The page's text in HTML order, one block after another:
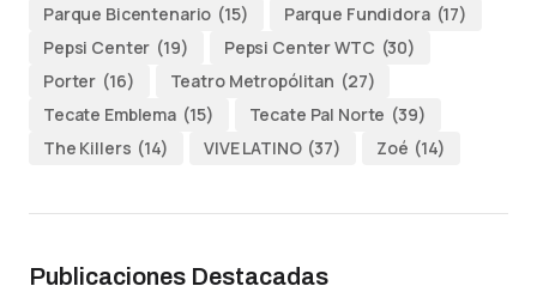
Parque Bicentenario (15) Parque Fundidora (17)
Pepsi Center (19) Pepsi Center WTC (30)
Porter (16) Teatro Metropólitan (27)
Tecate Emblema (15) Tecate Pal Norte (39)
The Killers (14) VIVE LATINO (37) Zoé (14)
Publicaciones Destacadas